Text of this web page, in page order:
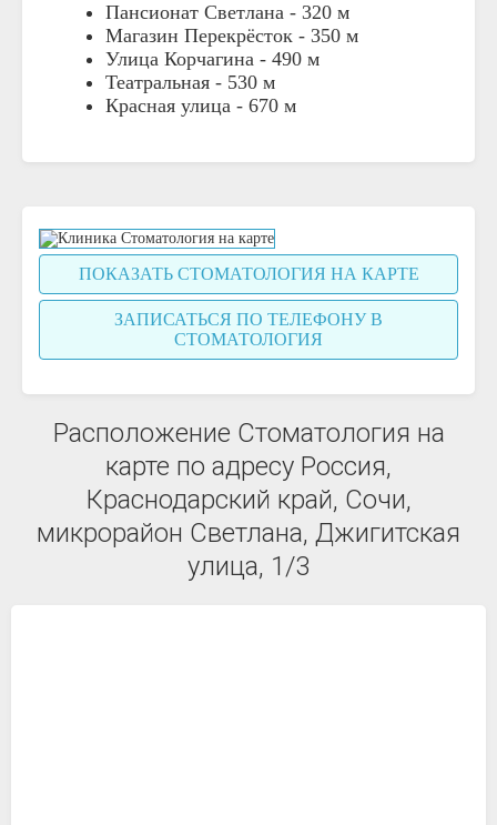
Пансионат Светлана - 320 м
Магазин Перекрёсток - 350 м
Улица Корчагина - 490 м
Театральная - 530 м
Красная улица - 670 м
ПОКАЗАТЬ СТОМАТОЛОГИЯ НА КАРТЕ
ЗАПИСАТЬСЯ ПО ТЕЛЕФОНУ В
СТОМАТОЛОГИЯ
Расположение Стоматология на
карте по адресу Россия,
Краснодарский край, Сочи,
микрорайон Светлана, Джигитская
улица, 1/3